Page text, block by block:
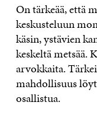
On tärkeää, että
keskusteluun
käsin, ystävien
keskeltä metsää.
arvokkaita.
mahdollisuus
osallistua.